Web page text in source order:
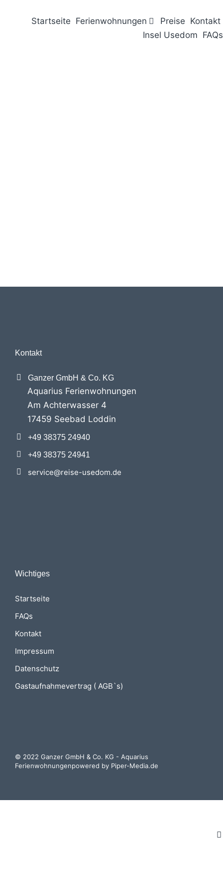
Startseite Ferienwohnungen Preise Kontakt
Insel Usedom FAQs
Kontakt
Ganzer GmbH & Co. KG
Aquarius Ferienwohnungen
Am Achterwasser 4
17459 Seebad Loddin
+49 38375 24940
+49 38375 24941
service@reise-usedom.de
Wichtiges
Startseite
FAQs
Kontakt
Impressum
Datenschutz
Gastaufnahmevertrag ( AGB`s)
© 2022 Ganzer GmbH & Co. KG - Aquarius
Ferienwohnungenpowered by Piper-Media.de